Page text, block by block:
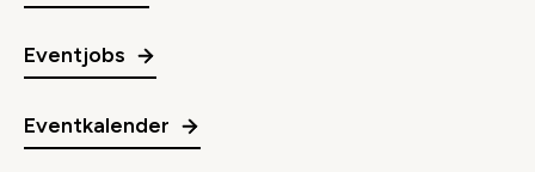
Eventjobs
Eventkalender